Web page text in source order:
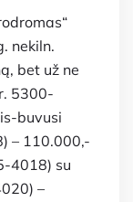
nekiln.
bet už ne
5300-
buvusi
– 110.000,-
4018) su
–